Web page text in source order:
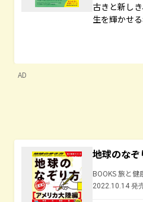
古きと新し
生を輝かせ
AD
地球のな
BOOKS 旅と健
2022.10.14 発